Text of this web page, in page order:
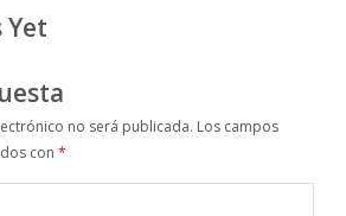
Yet
no será publicada. Los campos
con*